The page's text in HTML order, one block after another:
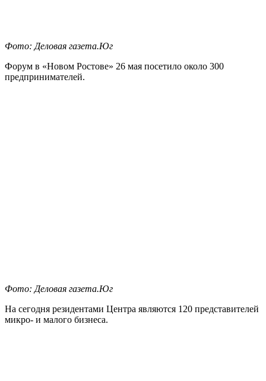
Фото: Деловая газета.Юг
Форум в «Новом Ростове» 26 мая посетило около 300
предпринимателей.
Фото: Деловая газета.Юг
На сегодня резидентами Центра являются 120 представителей
микро- и малого бизнеса.